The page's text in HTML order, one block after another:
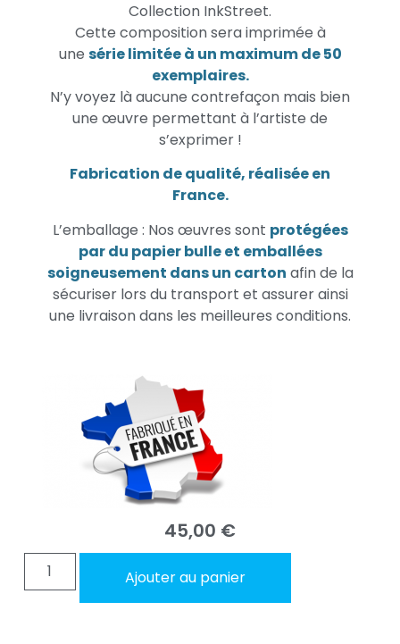
Collection InkStreet.
Cette composition sera imprimée à
une série limitée à un maximum de 50
exemplaires.
N’y voyez là aucune contrefaçon mais bien
une œuvre permettant à l’artiste de
s’exprimer !
Fabrication de qualité, réalisée en
France.
L’emballage : Nos œuvres sont protégées
par du papier bulle et emballées
soigneusement dans un carton afin de la
sécuriser lors du transport et assurer ainsi
une livraison dans les meilleures conditions.
45,00 €
Ajouter au panier